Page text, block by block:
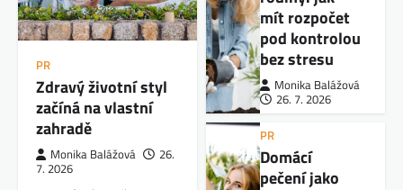
PR
Zdravý životní styl
začíná na vlastní
zahradě
Monika Balážová
26.
7. 2026
mít rozpočet
pod kontrolou
bez stresu
Monika Balážová
26. 7. 2026
PR
Domácí
pečení jako